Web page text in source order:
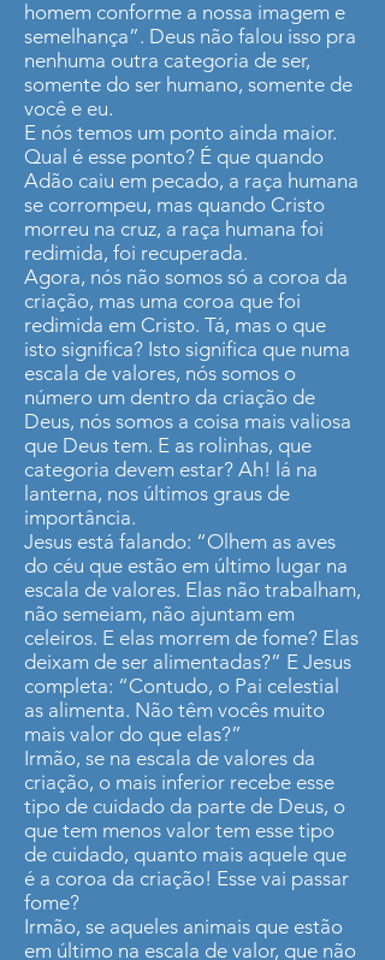
homem conforme a nossa imagem e
semelhança”. Deus não falou isso pra
nenhuma outra categoria de ser,
somente do ser humano, somente de
você e eu.
E nós temos um ponto ainda maior.
Qual é esse ponto? É que quando
Adão caiu em pecado, a raça humana
se corrompeu, mas quando Cristo
morreu na cruz, a raça humana foi
redimida, foi recuperada.
Agora, nós não somos só a coroa da
criação, mas uma coroa que foi
redimida em Cristo. Tá, mas o que
isto significa? Isto significa que numa
escala de valores, nós somos o
número um dentro da criação de
Deus, nós somos a coisa mais valiosa
que Deus tem. E as rolinhas, que
categoria devem estar? Ah! lá na
lanterna, nos últimos graus de
importância.
Jesus está falando: “Olhem as aves
do céu que estão em último lugar na
escala de valores. Elas não trabalham,
não semeiam, não ajuntam em
celeiros. E elas morrem de fome? Elas
deixam de ser alimentadas?” E Jesus
completa: “Contudo, o Pai celestial
as alimenta. Não têm vocês muito
mais valor do que elas?”
Irmão, se na escala de valores da
criação, o mais inferior recebe esse
tipo de cuidado da parte de Deus, o
que tem menos valor tem esse tipo
de cuidado, quanto mais aquele que
é a coroa da criação! Esse vai passar
fome?
Irmão, se aqueles animais que estão
em último na escala de valor, que não